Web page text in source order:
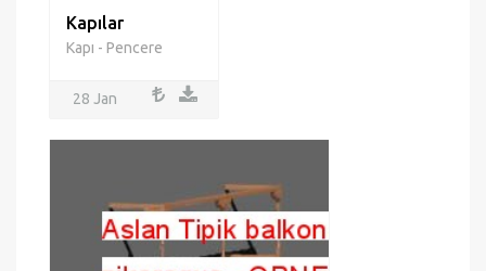
Kapılar
Kapı - Pencere
28 Jan